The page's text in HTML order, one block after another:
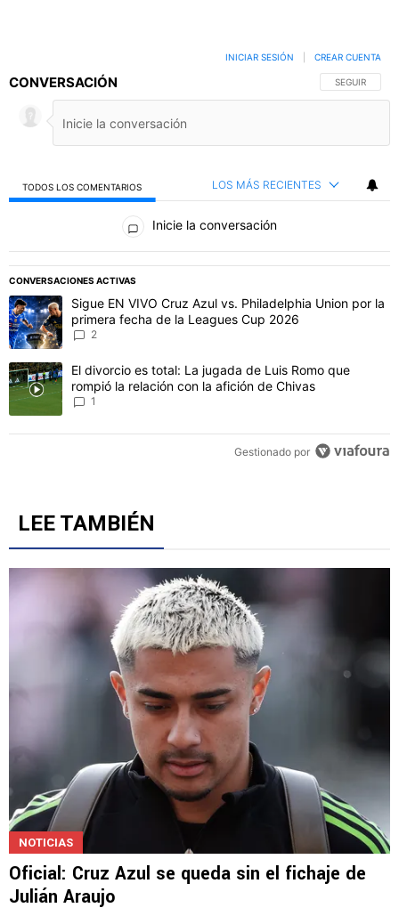
CONVERSACIÓN SIGA ESTA
SEGUIR
INICIAR SESIÓN CREAR CUENTA
TODOS LOS COMENTARIOS LOS MÁS RECIENTES
Todos los comentarios
Inicie la conversación
CONVERSACIONES ACTIVAS
Este listado muestra los artículos con más comentarios en los
Un artículo de tendencia con el título "Sigue EN VIVO Cruz Azul
Sigue EN VIVO Cruz Azul vs. Philadelphia Union por la
primera fecha de la Leagues Cup 2026
Un artículo de tendencia con el título "El divorcio es total: La
El divorcio es total: La jugada de Luis Romo que
LEE TAMBIÉN